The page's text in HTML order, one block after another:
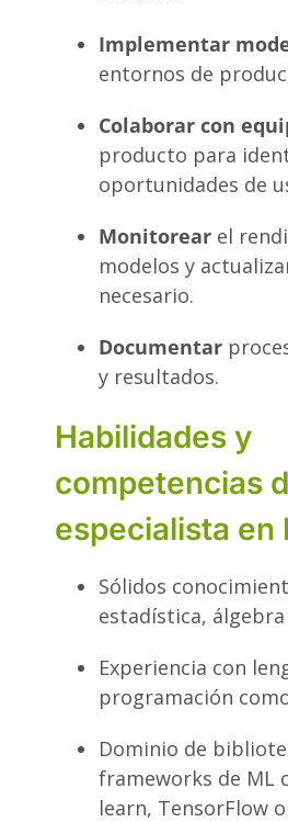
Implementar
entornos de
Colaborar con
producto para
oportunidades de
Monitorear el
modelos y
necesario.
Documentar
y resultados.
Habilidades y
competencias
especialista en
Sólidos
estadística,
Experiencia con
programación
Dominio de
frameworks de ML
learn, TensorFlow